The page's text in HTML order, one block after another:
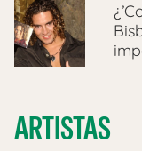
ARTISTAS